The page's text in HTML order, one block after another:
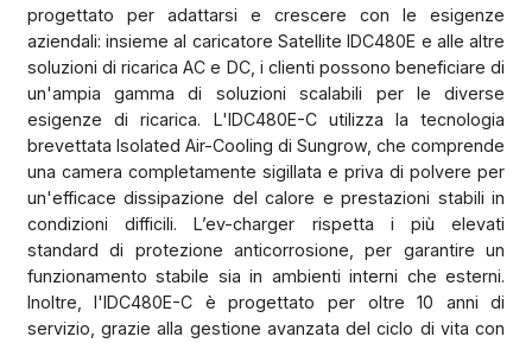
progettato per adattarsi e crescere con le esigenze
aziendali: insieme al caricatore Satellite IDC480E e alle altre
soluzioni di ricarica AC e DC, i clienti possono beneficiare di
un'ampia gamma di soluzioni scalabili per le diverse
esigenze di ricarica. L'IDC480E-C utilizza la tecnologia
brevettata Isolated Air-Cooling di Sungrow, che comprende
una camera completamente sigillata e priva di polvere per
un'efficace dissipazione del calore e prestazioni stabili in
condizioni difficili. L’ev-charger rispetta i più elevati
standard di protezione anticorrosione, per garantire un
funzionamento stabile sia in ambienti interni che esterni.
Inoltre, l'IDC480E-C è progettato per oltre 10 anni di
servizio, grazie alla gestione avanzata del ciclo di vita con